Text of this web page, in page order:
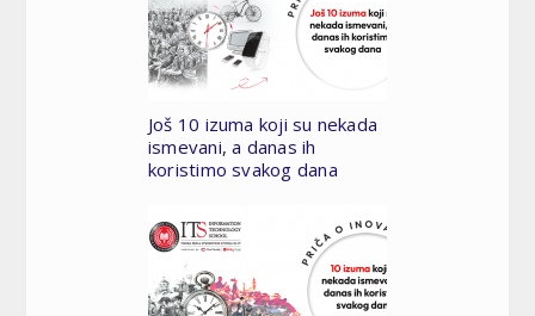
Još 10 izuma koji su nekada
ismevani, a danas ih
koristimo svakog dana